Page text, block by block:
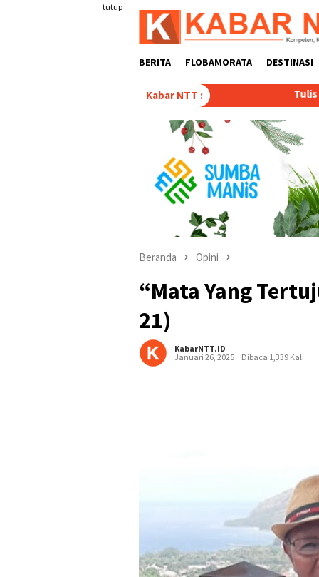
tutup
BERITA FLOBAMORATA DESTINASI
Kabar NTT :
Tulis Disertasi “Paradoks di
Beranda Opini
“Mata Yang
21)
KabarNTT.ID
Januari 26, 2025
Dibaca 1,339 Kali